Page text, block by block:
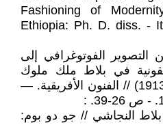
Fashioning of
Ethiopia: Ph. D. diss. -
الفوتوغرافي إلى
في بلاط ملك ملوك
إثيوبيا، منليك الثاني (1880-1913) // الفنون الأفريقية. —
بلاط النجاشي // جو دو بوم: